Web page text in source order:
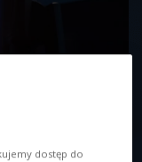
dostęp do